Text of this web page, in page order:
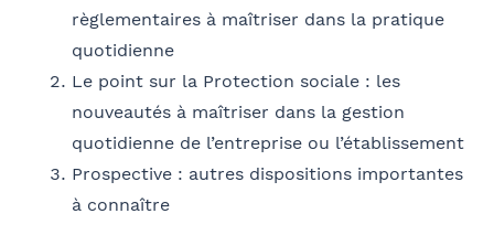
règlementaires à maîtriser dans la pratique
quotidienne
Le point sur la Protection sociale : les
nouveautés à maîtriser dans la gestion
quotidienne de l’entreprise ou l’établissement
Prospective : autres dispositions importantes
à connaître
Coordonnées de l’organisme
Je parraine un participant FACULTATIF
Rechercher
Valider